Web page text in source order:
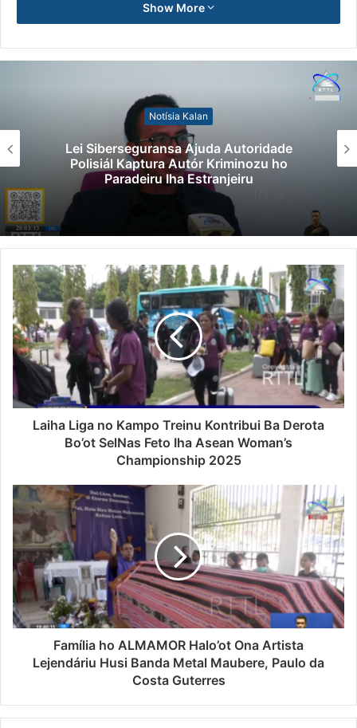
Show More
Notísia Kalan
Lei Siberseguransa Ajuda Autoridade
Polisiál Kaptura Autór Kriminozu ho
Paradeiru Iha Estranjeiru
Laiha Liga no Kampo Treinu Kontribui Ba Derota
Bo’ot SelNas Feto Iha Asean Woman’s
Championship 2025
Família ho ALMAMOR Halo’ot Ona Artista
Lejendáriu Husi Banda Metal Maubere, Paulo da
Costa Guterres